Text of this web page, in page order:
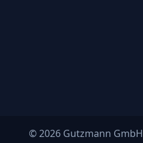
© 2026 Gutzmann GmbH